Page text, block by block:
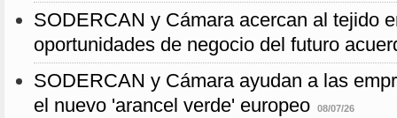
SODERCAN y Cámara acercan al tejido
oportunidades de negocio del futuro
SODERCAN y Cámara ayudan a las
el nuevo 'arancel verde' europeo
08/07/26